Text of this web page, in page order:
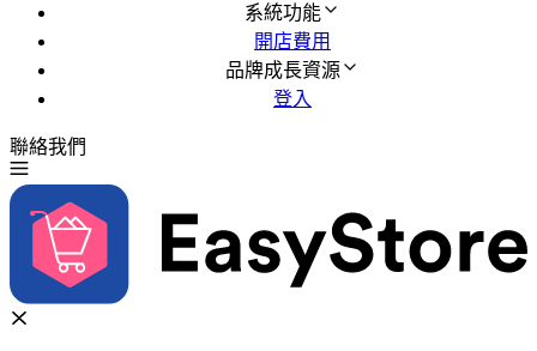
系統功能
開店費用
品牌成長資源
登入
聯絡我們